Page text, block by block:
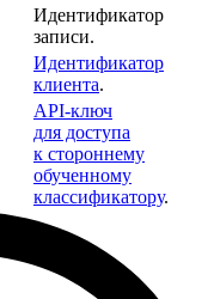
Идентификатор
записи.
Идентификатор
клиента.
API-ключ
для доступа
к стороннему
обученному
классификатору.